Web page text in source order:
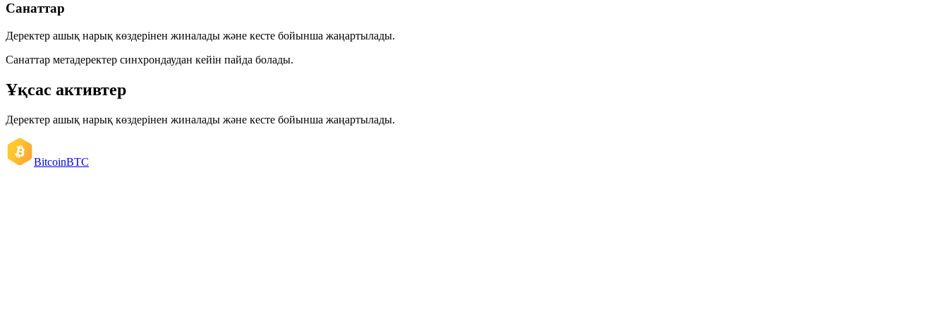
Санаттар
Деректер ашық нарық көздерінен жиналады және кесте бойынша жаңартылады.
Санаттар метадеректер синхрондаудан кейін пайда болады.
Ұқсас активтер
Деректер ашық нарық көздерінен жиналады және кесте бойынша жаңартылады.
BitcoinBTC